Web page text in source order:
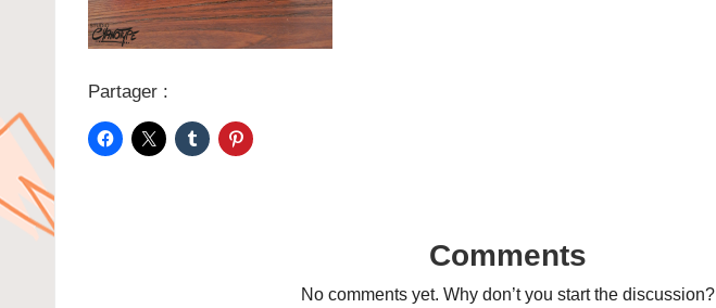
Partager :
Comments
No comments yet. Why don’t you start the discussion?